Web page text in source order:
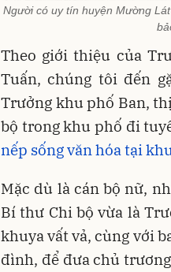
Người có uy tín huyện Mường
Theo giới thiệu của
Tuấn, chúng tôi đến
Trưởng khu phố Ban,
bộ trong khu phố đi
nếp sống văn hóa tại
Mặc dù là cán bộ nữ,
Bí thư Chi bộ vừa là
khuya vất vả, cùng với
đình, để đưa chủ